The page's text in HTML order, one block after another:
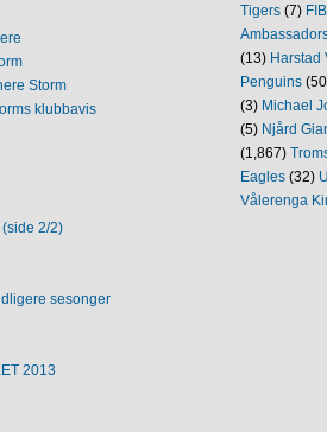
Storm
klubbavis
2/2)
sesonger
2013
Tigers (7)
(13) Harstad
Penguins
(3) Michael
(5) Njård
(1,867)
Eagles (32)
Vålerenga